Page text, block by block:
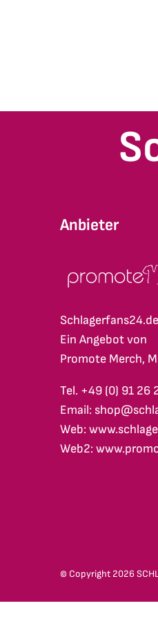
Anbieter
Ein Angebot von
Promote Merch,
Tel. +49 (0) 91 26
Email:
Web:
Web2:
© Copyright 2026